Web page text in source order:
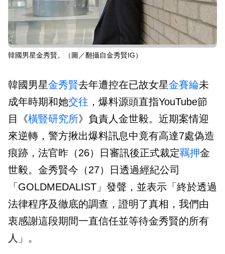
韓國男星金秀賢。（圖／翻攝自金秀賢IG）
韓國男星金秀賢去年遭控在已故女星金賽綸未
成年時期和她交往 ，爆料源頭直指YouTube節
目《橫豎研究所》負責人金世毅。近期案情迎
來逆轉，警方揪出爆料訊息中竟有高達7處偽造
痕跡，法官昨（26）日審訊後正式裁定羈押金
世毅。金秀賢今（27）日透過經紀公司
「GOLDMEDALIST」發聲，並表示「終於透過
法律程序及徹底的調查，證明了真相，我們由
衷感謝這段期間一直信任並等待金秀賢的所有
人」。